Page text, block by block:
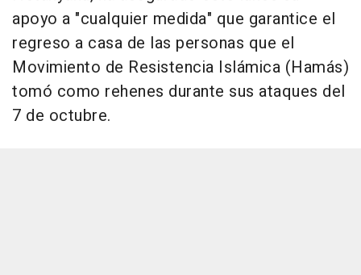
apoyo a "cualquier medida" que garantice el
regreso a casa de las personas que el
Movimiento de Resistencia Islámica (Hamás)
tomó como rehenes durante sus ataques del
7 de octubre.